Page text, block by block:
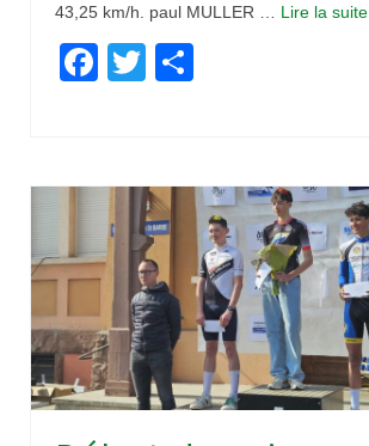
43,25 km/h. paul MULLER … Lire la suite­­
Facebook
Twitter